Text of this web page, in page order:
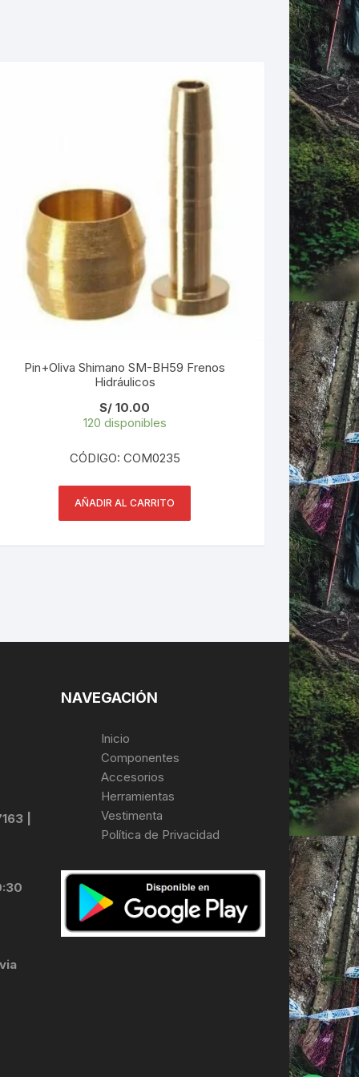
Pin+Oliva Shimano SM-BH59 Frenos
Hidráulicos
S/ 10.00
120 disponibles
CÓDIGO: COM0235
AÑADIR AL CARRITO
|
NAVEGACIÓN
Inicio
Componentes
Accesorios
Herramientas
Vestimenta
Política de Privacidad